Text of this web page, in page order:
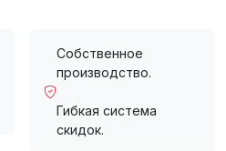
Собственное
производство.
Гибкая система
скидок.